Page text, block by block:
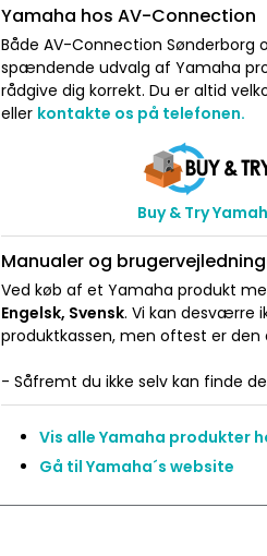
Yamaha hos AV-Connection
Både AV-Connection Sønderborg
spændende udvalg af Yamaha
rådgive dig korrekt. Du er altid
eller kontakte os på telefonen.
Buy & Try
Manualer og
Ved køb af et Yamaha produkt
Engelsk, Svensk. Vi kan desværre
produktkassen, men oftest er
- Såfremt du ikke selv kan finde
Vis alle Yamaha produkter
Gå til Yamaha´s website